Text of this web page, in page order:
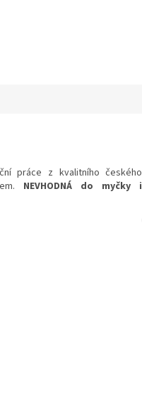
práce z kvalitního českého
NEVHODNÁ do myčky i